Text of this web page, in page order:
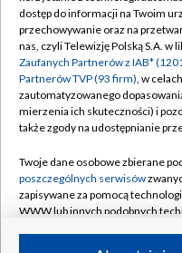
Abonament TVP
Emisja w TVP
Centrum informacji TVP
Naziemna Telewizja
Rada Programowa
System NOS
Informacje o nadawcy
dostęp do informacji na Twoim
przechowywanie oraz na
nas, czyli Telewizję Polską S.A. w
Zaufanych Partnerów z IAB*
Partnerów TVP (93 firm), w
zautomatyzowanego
mierzenia ich skuteczności) i
także zgody na udostępnianie
Twoje dane osobowe zbierane
poszczególnych serwisów
zapisywane za pomocą
WWW lub innych podobnych